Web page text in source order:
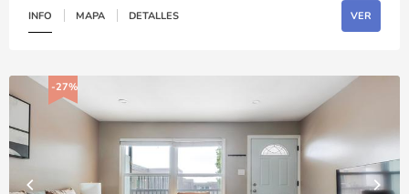
INFO MAPA DETALLES VER
-27%